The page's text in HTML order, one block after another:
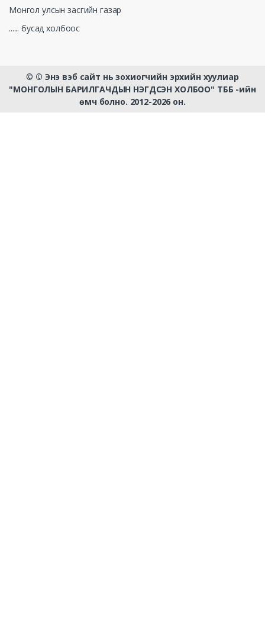
Монгол улсын засгийн газар
...... бусад холбоос
© © Энэ вэб сайт нь зохиогчийн эрхийн хуулиар
"МОНГОЛЫН БАРИЛГАЧДЫН НЭГДСЭН ХОЛБОО" ТББ -ийн
өмч болно. 2012-2026 он.